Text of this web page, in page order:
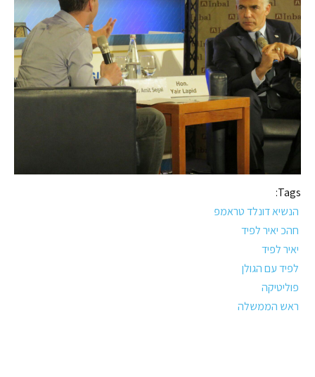
Tags:
הנשיא דונלד טראמפ
חהכ יאיר לפיד
יאיר לפיד
לפיד עם הגולן
פוליטיקה
ראש הממשלה